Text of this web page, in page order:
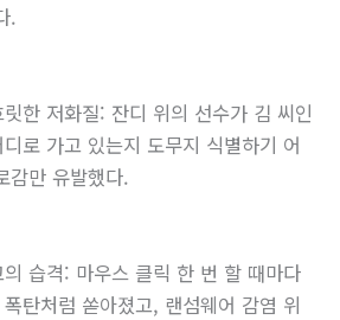
.
한 저화질: 잔디 위의 선수가 김 씨인
로 가고 있는지 도무지 식별하기 어
감만 유발했다.
습격: 마우스 클릭 한 번 할 때마다
탄처럼 쏟아졌고, 랜섬웨어 감염 위